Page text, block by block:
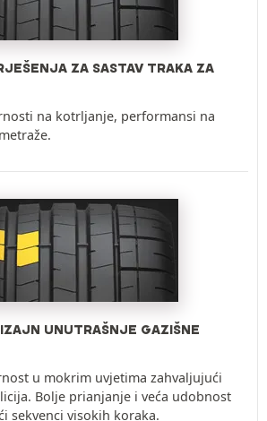
ZA SASTAV TRAKA ZA
na kotrljanje, performansi na
UNUTRAŠNJE GAZIŠNE
u mokrim uvjetima zahvaljujući
Bolje prianjanje i veća udobnost
sekvenci visokih koraka.